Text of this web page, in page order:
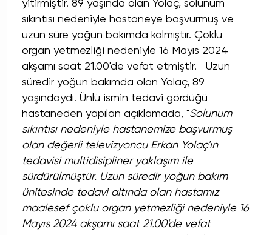
yitirmiştir. 89 yaşında olan Yolaç, solunum
sıkıntısı nedeniyle hastaneye başvurmuş ve
uzun süre yoğun bakımda kalmıştır. Çoklu
organ yetmezliği nedeniyle 16 Mayıs 2024
akşamı saat 21.00'de vefat etmiştir. Uzun
süredir yoğun bakımda olan Yolaç, 89
yaşındaydı. Ünlü ismin tedavi gördüğü
hastaneden yapılan açıklamada, "Solunum
sıkıntısı nedeniyle hastanemize başvurmuş
olan değerli televizyoncu Erkan Yolaç'ın
tedavisi multidisipliner yaklaşım ile
sürdürülmüştür. Uzun süredir yoğun bakım
ünitesinde tedavi altında olan hastamız
maalesef çoklu organ yetmezliği nedeniyle 16
Mayıs 2024 akşamı saat 21.00'de vefat